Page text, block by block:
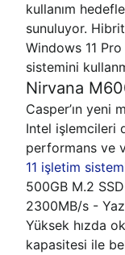
kullanım
sunuluyor.
Windows 11
sistemini
Nirvana
Casper’ın yeni
Intel işlemcileri
performans ve
11 işletim
500GB M.2
2300MB/s -
Yüksek hızda
kapasitesi ile